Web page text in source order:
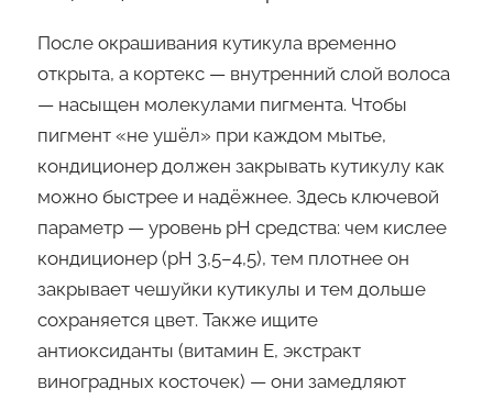
После окрашивания кутикула временно
открыта, а кортекс — внутренний слой волоса
— насыщен молекулами пигмента. Чтобы
пигмент «не ушёл» при каждом мытье,
кондиционер должен закрывать кутикулу как
можно быстрее и надёжнее. Здесь ключевой
параметр — уровень pH средства: чем кислее
кондиционер (pH 3,5–4,5), тем плотнее он
закрывает чешуйки кутикулы и тем дольше
сохраняется цвет. Также ищите
антиоксиданты (витамин Е, экстракт
виноградных косточек) — они замедляют